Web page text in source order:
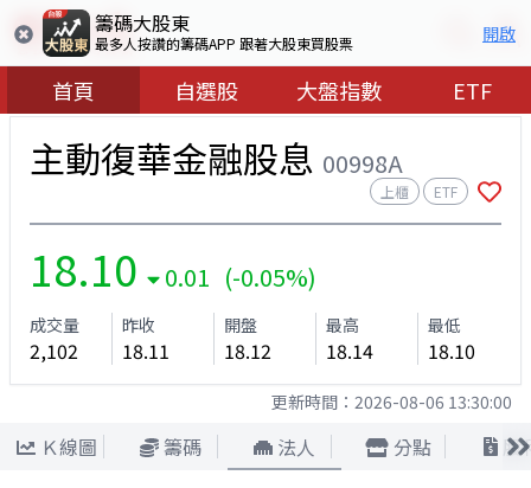
籌碼大股東
最多人按讚的籌碼APP 跟著大股東買股票 開啟
首頁 自選股 大盤指數 ETF
主動復華金融股息 00998A
上櫃 ETF
18.10 0.01 (-0.05%)
成交量
2,102
昨收
18.11
開盤
18.12
最高
18.14
最低
18.10
更新時間： 2026-08-06 13:30:00
Ｋ線圖 籌碼 法人 分點
股